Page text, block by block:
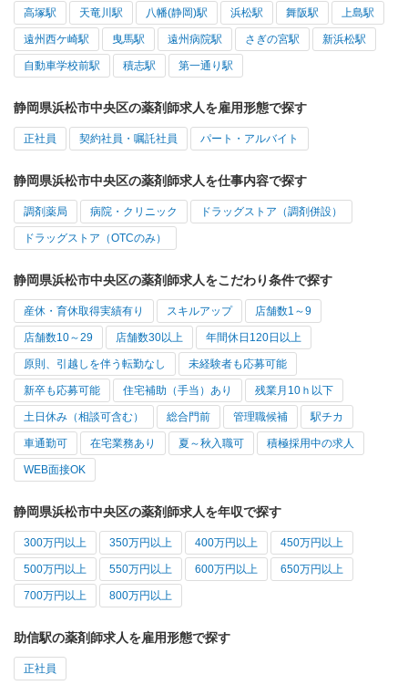
高塚駅 天竜川駅 八幡(静岡)駅 浜松駅 舞阪駅 上島駅
遠州西ケ崎駅 曳馬駅 遠州病院駅 さぎの宮駅 新浜松駅
自動車学校前駅 積志駅 第一通り駅
静岡県浜松市中央区の薬剤師求人を雇用形態で探す
正社員 契約社員・嘱託社員 パート・アルバイト
静岡県浜松市中央区の薬剤師求人を仕事内容で探す
調剤薬局 病院・クリニック ドラッグストア（調剤併設）
ドラッグストア（OTCのみ）
静岡県浜松市中央区の薬剤師求人をこだわり条件で探す
産休・育休取得実績有り スキルアップ 店舗数1～9
店舗数10～29 店舗数30以上 年間休日120日以上
原則、引越しを伴う転勤なし 未経験者も応募可能
新卒も応募可能 住宅補助（手当）あり 残業月10ｈ以下
土日休み（相談可含む） 総合門前 管理職候補 駅チカ
車通勤可 在宅業務あり 夏～秋入職可 積極採用中の求人
WEB面接OK
静岡県浜松市中央区の薬剤師求人を年収で探す
300万円以上 350万円以上 400万円以上 450万円以上
500万円以上 550万円以上 600万円以上 650万円以上
700万円以上 800万円以上
助信駅の薬剤師求人を雇用形態で探す
正社員